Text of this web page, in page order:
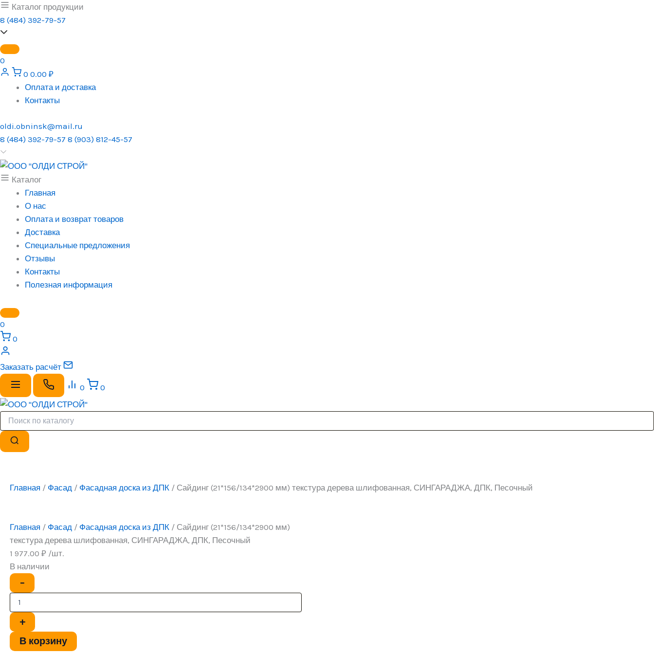
Перейти
к
содержимому
Каталог продукции
8 (484) 392-79-57
0
0 0.00 ₽
Оплата и доставка
Контакты
oldi.obninsk@mail.ru
8 (484) 392-79-57 8 (903) 812-45-57
Каталог
Главная
О нас
Оплата и возврат товаров
Доставка
Специальные предложения
Отзывы
Контакты
Полезная информация
0
0
Заказать расчёт
0 0
Главная / Фасад / Фасадная доска из ДПК / Сайдинг (21*156/134*2900 мм) текстура дерева шлифованная, СИНГАРАДЖА, ДПК, Песочный
Главная / Фасад / Фасадная доска из ДПК / Сайдинг (21*156/134*2900 мм)
текстура дерева шлифованная, СИНГАРАДЖА, ДПК, Песочный
1 977.00 ₽ /шт.
В наличии
−
Количество
товара
мм)
текстура
шлифованная,
+
В корзину